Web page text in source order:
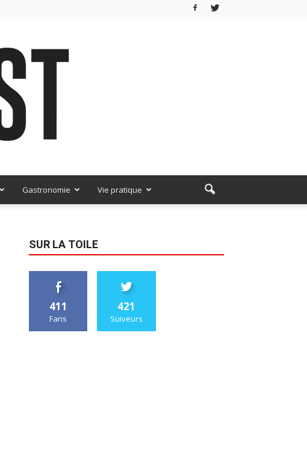
Gastronomie Vie pratique
SUR LA TOILE
411
Fans
421
Suiveurs